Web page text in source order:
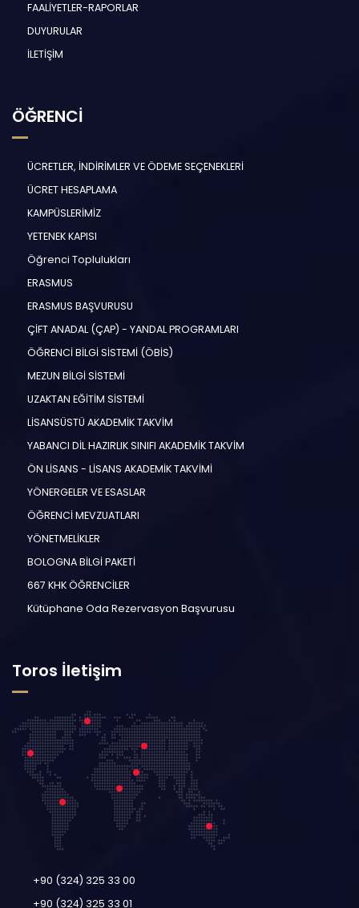
FAALİYETLER-RAPORLAR
DUYURULAR
İLETİŞİM
ÖĞRENCİ
ÜCRETLER, İNDİRİMLER VE ÖDEME SEÇENEKLERİ
ÜCRET HESAPLAMA
KAMPÜSLERİMİZ
YETENEK KAPISI
Öğrenci Toplulukları
ERASMUS
ERASMUS BAŞVURUSU
ÇİFT ANADAL (ÇAP) - YANDAL PROGRAMLARI
ÖĞRENCİ BİLGİ SİSTEMİ (ÖBİS)
MEZUN BİLGİ SİSTEMİ
UZAKTAN EĞİTİM SİSTEMİ
LİSANSÜSTÜ AKADEMİK TAKVİM
YABANCI DİL HAZIRLIK SINIFI AKADEMİK TAKVİM
ÖN LİSANS - LİSANS AKADEMİK TAKVİMİ
YÖNERGELER VE ESASLAR
ÖĞRENCİ MEVZUATLARI
YÖNETMELİKLER
BOLOGNA BİLGİ PAKETİ
667 KHK ÖĞRENCİLER
Kütüphane Oda Rezervasyon Başvurusu
Toros İletişim
+90 (324) 325 33 00
+90 (324) 325 33 01